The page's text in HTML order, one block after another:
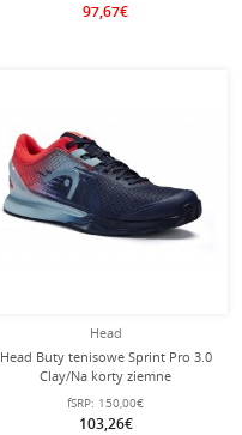
97,67€
Head
Head Buty tenisowe Sprint Pro 3.0
Clay/Na korty ziemne
ciemnoniebieskie/neonowoczerwone
męskie
fSRP: 150,00€
103,26€